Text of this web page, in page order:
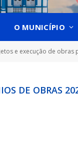
O MUNICÍPIO
e execução de obras
DE OBRAS